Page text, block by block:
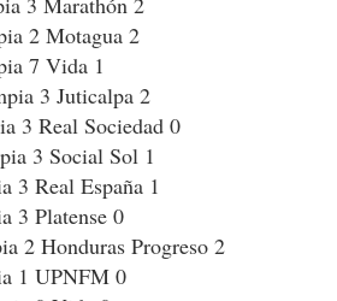
2 Motagua 2
7 Vida 1
3 Juticalpa 2
3 Real Sociedad 0
3 Social Sol 1
3 Real España 1
3 Platense 0
2 Honduras Progreso 2
1 UPNFM 0